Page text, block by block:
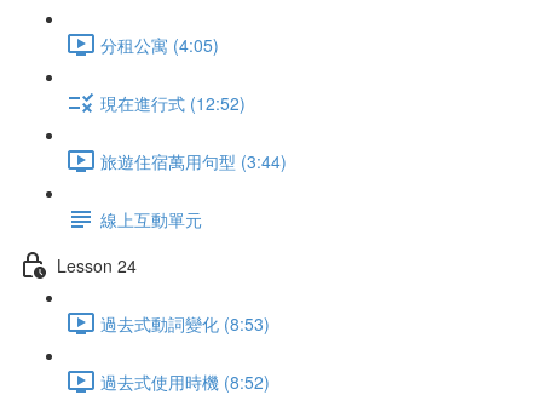
分租公寓 (4:05)
現在進行式 (12:52)
旅遊住宿萬用句型 (3:44)
線上互動單元
Lesson 24
過去式動詞變化 (8:53)
過去式使用時機 (8:52)